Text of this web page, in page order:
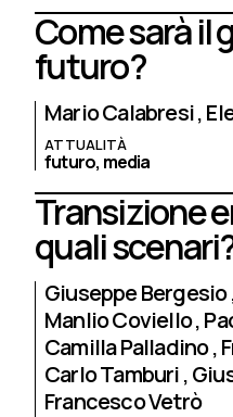
Come sarà il
futuro?
Mario Calabresi
ATTUALITÀ
futuro, media
Transizione
quali
Giuseppe Bergesio
Manlio Coviello
Camilla Palladino
Carlo Tamburi
Francesco Vetrò